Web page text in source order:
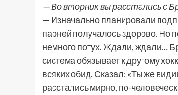
— Во вторник вы расстались с
— Изначально планировали
парней получалось здорово. Но
немного потух. Ждали, ждали…
система обязывает к другому
всяких обид. Сказал: «Ты же
расстались мирно, по-